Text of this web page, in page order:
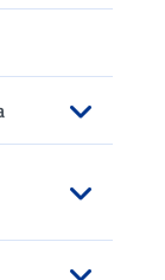
Apri sottomenu